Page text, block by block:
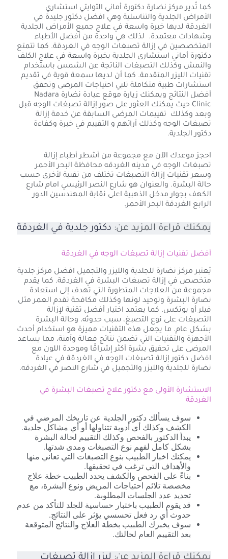
كما تُدير مركز نضارة دكتورة أماني التوابتي استشاري
الأمراض الجلدية والتناسلية وهي افضل دكتور جليدة في
الغردقة لديها خبرة واسعة في علاج جميع الأمراض الجلدية
وشهادات معتمدة. لذلك هي واحدة من أفضل الأطباء
المتخصصين في إزالة تصبغات الوجه في الغردقة. كما تتمتع
دكتورة أماني استشارى الجلدية بخبرة واسعة في علاج الكلف
والنمش وكذلك التصبغات الناتجة عن الشمس باستخدام
تقنيات الليزر المتقدمة. كما أن لديها سمعة قوية في تقديم
استشارات طبية متكاملة تلبي احتياجات المرضى وتحقق
أفضل النتائج ويمكنك زيارة موقع عيادة نضارة Nadara
Clinic حيث يمكنك العثور على صور إزالة تصبغات الوجه قبل
وبعد وكذلك تقييمات المرضى السابقة عن خدمة إزالة
تصبغات الوجه وكذلك آرائهم و التقييم في خبرة وكفاءة
دكتور الجلدية.
احجز موعدك الآن مع مجموعة من أشطر أطباء إزالة
تصبغات الوجه في مدينه الغردقه محافظة البحر الأحمر
وسعر تقنيات إزالة التصبغات تختلف من تقنية لأخرى حسب
حالة البشرة. والعنوان هو شارع النصر الرئيسي امام شارع
الكهف بجوار مدخل الذهبية اعلى نقابة المهندسين الدور
الرابع الغردقة البحر الأحمر.
يمكنك قراءة المزيد عن: دكتور جلدية في الغردقة
أفضل تقنيات إزالة تصبغات الوجه في الغردقة
يُعتبر مركز نضارة للجلدية والليزر والتجميل افضل مركز جلدية
متخصص في إزالة تصبغات البشرة في الغردقة. كما يقدم
مجموعة من العلاجات المتطورة التي تهدف إلى استعادة
نضارة البشرة وتوحيد لونها وكذلك مكافحة تقدم العمر مثل
فيلر أو بوتكس. كما يعتمد اختيار أفضل تقنية لإزالة
التصبغات على نوع التصبغ، سبب حدوثه، وحالة البشرة
بشكل عام. ما يجعل هذه التقنيات مميزة هو استخدام أحدث
الأجهزة والتقنيات التي تضمن نتائج فعالة وآمنة، مما يساعد
المرضى على تحقيق بشرة أكثر إشراقًا وموحدة اللون مع
افضل دكتور إزالة تصبغات الوجه في الغردقة في عيادة
نضارة للجلدية والليزر والتجميل في شارع النصر في الغردقه.
الاستشارة الأولى مع دكتور علاج تصبغات البشرة في
الغردقة
سوف يسألك دكتور الجلدية عن تاريخك المرضي في
الكشف وكذلك أي أدوية تتناولها أو أي مشاكل جلدية.
يبدأ الدكتور بالفحص وكذلك التقييم لحالة البشرة
بشكل كامل لفهم نوع التصبغات ومدى شدتها.
يمكنك اخبار الطبيب بنوع التصبغات التي تعاني منها
والأهداف التي ترغب في تحقيقها.
بناءً على الفحص والكشف يحدد الطبيب خطة علاج
مخصصة تلائم احتياجات المريض ونوع البشرة، مع
تحديد عدد الجلسات المطلوبة.
قد يقوم الطبيب باختبار حساسية للجلد للتأكد من عدم
حدوث أي رد فعل تحسسي يؤثر على النتائج.
سوف يخبرك الطبيب بخطة العلاج والنتائج المتوقعة
بعد التقييم العام لحالتك.